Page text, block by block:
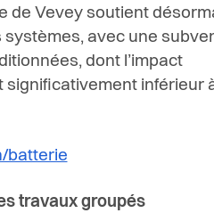
de Vevey soutient
avec une
dont l’impact
inférieur
batterie
travaux groupés